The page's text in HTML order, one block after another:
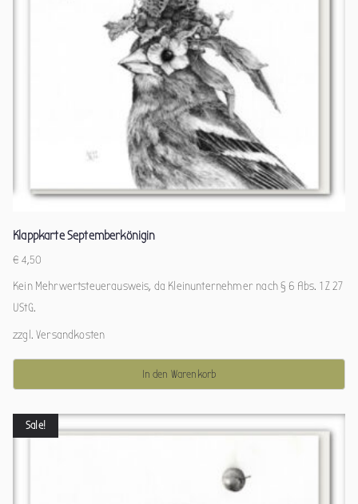
Klappkarte Septemberkönigin
€ 4,50
Kein Mehrwertsteuerausweis, da Kleinunternehmer nach § 6 Abs. 1 Z 27
UStG.
zzgl.Versandkosten
In den Warenkorb
Sale!